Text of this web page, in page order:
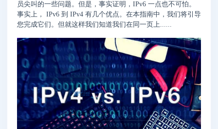
员尖叫的一些问题。但是，事实证明，IPv6 一点也不可怕。
事实上， IPv6 到 IPv4 有几个优点。在本指南中，我们将引导
您完成它们。但就这样我们知道我们在同一页上......